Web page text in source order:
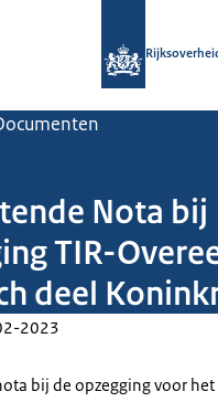
Nota bij
TIR-
deel
2023
bij de opzegging voor het